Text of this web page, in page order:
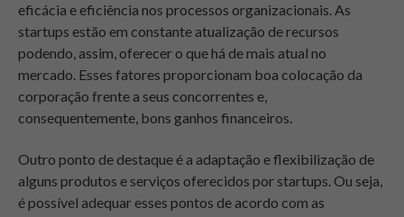
eficácia e eficiência nos processos organizacionais. As
startups estão em constante atualização de recursos
podendo, assim, oferecer o que há de mais atual no
mercado. Esses fatores proporcionam boa colocação da
corporação frente a seus concorrentes e,
consequentemente, bons ganhos financeiros.
Outro ponto de destaque é a adaptação e flexibilização de
alguns produtos e serviços oferecidos por startups. Ou seja,
é possível adequar esses pontos de acordo com as